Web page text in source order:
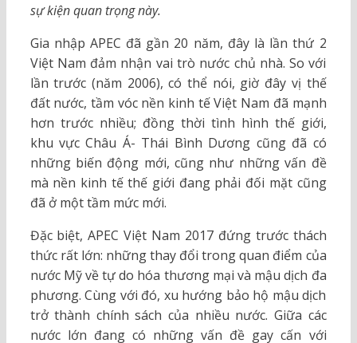
sự kiện quan trọng này.
Gia nhập APEC đã gần 20 năm, đây là lần thứ 2
Việt Nam đảm nhận vai trò nước chủ nhà. So với
lần trước (năm 2006), có thể nói, giờ đây vị thế
đất nước, tầm vóc nền kinh tế Việt Nam đã mạnh
hơn trước nhiều; đồng thời tình hình thế giới,
khu vực Châu Á- Thái Bình Dương cũng đã có
những biến động mới, cũng như những vấn đề
mà nền kinh tế thế giới đang phải đối mặt cũng
đã ở một tầm mức mới.
Đặc biệt, APEC Việt Nam 2017 đứng trước thách
thức rất lớn: những thay đổi trong quan điểm của
nước Mỹ về tự do hóa thương mại và mậu dịch đa
phương. Cùng với đó, xu hướng bảo hộ mậu dịch
trở thành chính sách của nhiều nước. Giữa các
nước lớn đang có những vấn đề gay cấn với